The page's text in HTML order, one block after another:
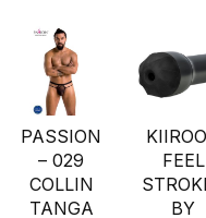
PASSION
– 029
COLLIN
TANGA
FEEL
BY